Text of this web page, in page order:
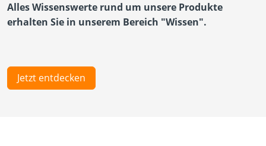
Alles Wissenswerte rund um unsere Produkte
erhalten Sie in unserem Bereich "Wissen".
Jetzt entdecken